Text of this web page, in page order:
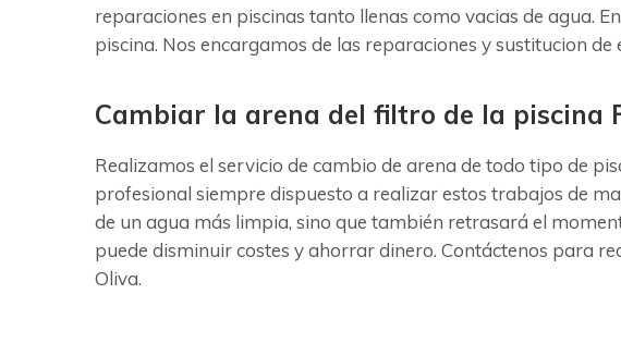
reparaciones en piscinas tanto llenas como vacias de agua.
piscina. Nos encargamos de las reparaciones y sustitucion
Cambiar la arena del filtro de la piscina
Realizamos el servicio de cambio de arena de todo tipo de
profesional siempre dispuesto a realizar estos trabajos de
de un agua más limpia, sino que también retrasará el
puede disminuir costes y ahorrar dinero. Contáctenos para
Oliva.